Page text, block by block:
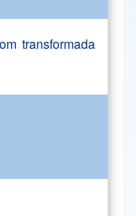
transformada